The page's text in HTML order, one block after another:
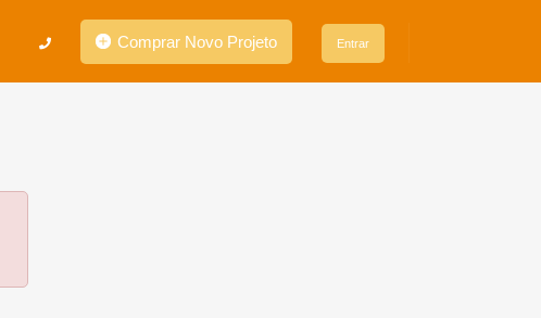
Comprar Novo Projeto Entrar